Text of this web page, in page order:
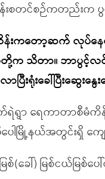
စတင်စဉ်ကတည်းက ပွင့်
းကတော့ဆက် လုပ်နေတ
တို့က သိတာ။ ဘာပွင့်
ြီးရုံးခေါ်ပြီးဆွေးနွ
ာ ရေကာတာစီမံကိန်း
ေါမြို့နယ်အတွင်းရှိ ကျ
ြစ်(ခေါ်) မြစ်ငယ်